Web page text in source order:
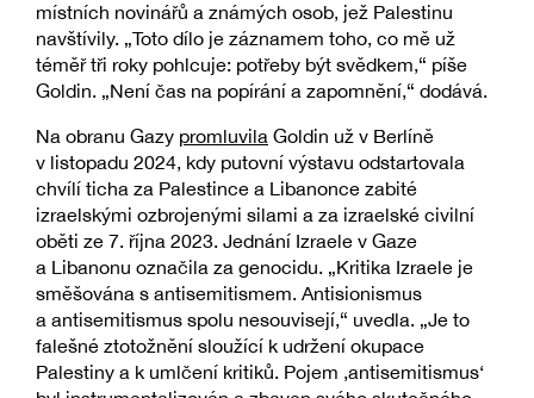
místních novinářů a známých osob, jež Palestinu
navštívily. „Toto dílo je záznamem toho, co mě už
téměř tři roky pohlcuje: potřeby být svědkem,“ píše
Goldin. „Není čas na popírání a zapomnění,“ dodává.
Na obranu Gazy promluvila Goldin už v Berlíně
v listopadu 2024, kdy putovní výstavu odstartovala
chvílí ticha za Palestince a Libanonce zabité
izraelskými ozbrojenými silami a za izraelské civilní
oběti ze 7. října 2023. Jednání Izraele v Gaze
a Libanonu označila za genocidu. „Kritika Izraele je
směšována s antisemitismem. Antisionismus
a antisemitismus spolu nesouvisejí,“ uvedla. „Je to
falešné ztotožnění sloužící k udržení okupace
Palestiny a k umlčení kritiků. Pojem ‚antisemitismus‘